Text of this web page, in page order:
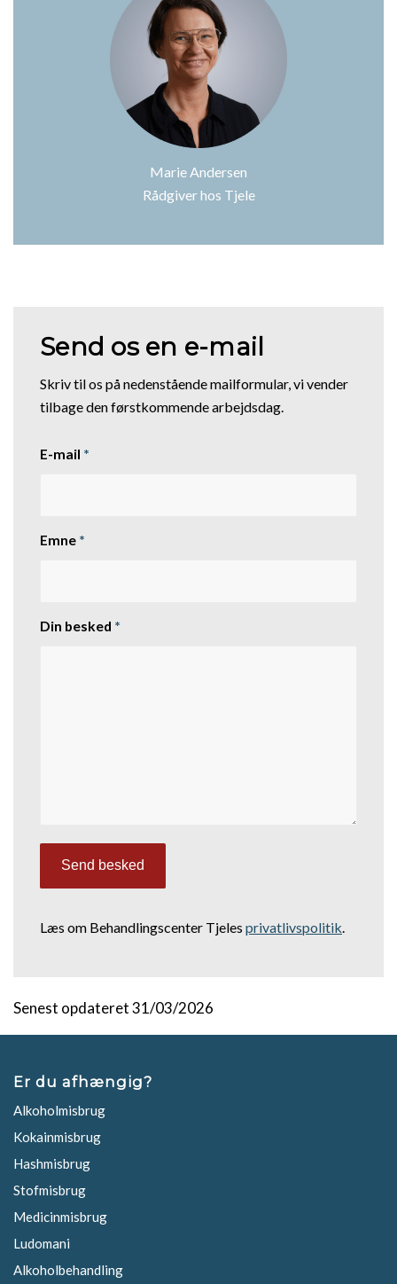
Marie Andersen
Rådgiver hos Tjele
Send os en e-mail
Skriv til os på nedenstående mailformular, vi vender
tilbage den førstkommende arbejdsdag.
E-mail *
Emne *
Din besked *
Læs om Behandlingscenter Tjeles privatlivspolitik
Senest opdateret 31/03/2026
Er du afhængig?
Alkoholmisbrug
Kokainmisbrug
Hashmisbrug
Stofmisbrug
Medicinmisbrug
Ludomani
Alkoholbehandling